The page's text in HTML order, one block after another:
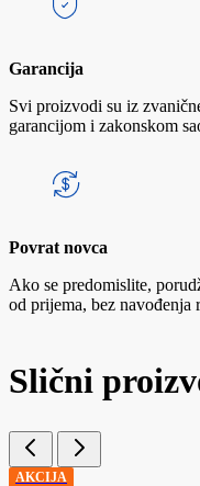
Garancija
Svi proizvodi su iz
garancijom i zakonskom
Povrat novca
Ako se predomislite,
od prijema, bez navođenja
Slični
AKCIJA